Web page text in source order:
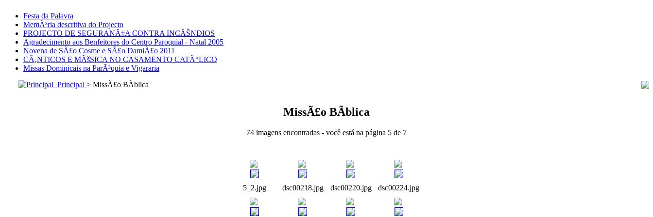
Festa da Palavra
MemÃ³ria descritiva do Projecto
PROJECTO DE SEGURANÃ‡A CONTRA INCÃŠNDIOS
Agradecimento aos Benfeitores do Centro Paroquial - Natal 2005
Novena de SÃ£o Cosme e SÃ£o DamiÃ£o 2011
CÃ‚NTICOS E MÃšSICA NO CASAMENTO CATÃ“LICO
Missas Dominicais na ParÃ³quia e Vigararia
Principal > MissÃ£o BÃ­blica
MissÃ£o BÃ­blica
74 imagens encontradas - você está na página 5 de 7
5_2.jpg dsc00218.jpg dsc00220.jpg dsc00224.jpg